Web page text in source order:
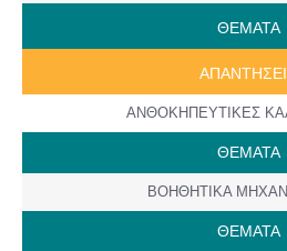
ΘΕΜΑΤΑ
ΑΝΘΟΚΗΠΕΥΤΙΚΕΣ
ΘΕΜΑΤΑ
ΒΟΗΘΗΤΙΚΑ
ΘΕΜΑΤΑ